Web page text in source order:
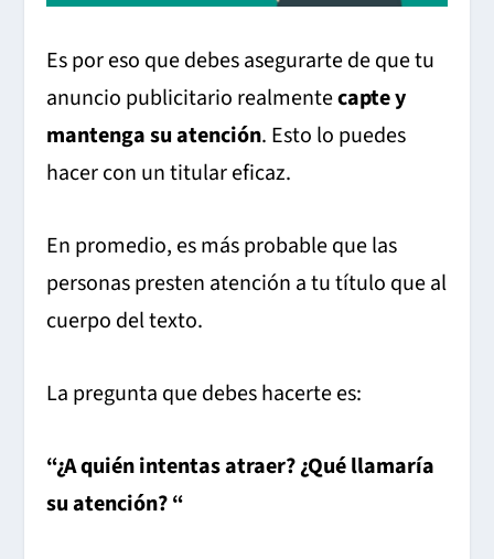
Es por eso que debes asegurarte de que tu
anuncio publicitario realmentecapte y
mantenga su atención. Esto lo puedes
hacer con un titular eficaz.
En promedio, es más probable que las
personas presten atención a tu título que al
cuerpo del texto.
La pregunta que debes hacerte es:
“¿A quién intentas atraer? ¿Qué llamaría
su atención? “